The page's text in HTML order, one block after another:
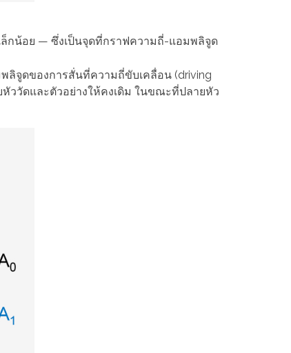
ล็กน้อย — ซึ่งเป็นจุดที่กราฟความถี่-แอมพลิจูด
ลิจูดของการสั่นที่ความถี่ขับเคลื่อน (driving
ววัดและตัวอย่างให้คงเดิม ในขณะที่ปลายหัว